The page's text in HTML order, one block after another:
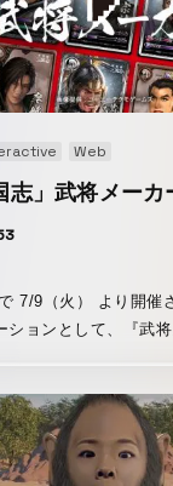
ウンロードはこちらから。
sh/
環境は、Zoom公式サ
さい。 ※Zoomを使
Web
志」武将メーカ
7/9（火） より開催
ションとして、『武
三國無双」シリーズ
”と”エピソード”を持
す。 日中文化交流